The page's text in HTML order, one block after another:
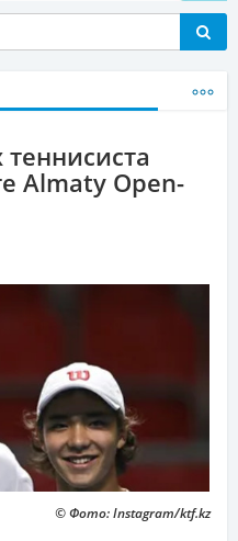
теннисиста
Almaty Open-
© Фото: Instagram/ktf.kz